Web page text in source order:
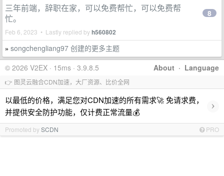
三年前端，辞职在家，可以免费帮忙，可以免费帮
忙。
Feb 6, 2023 • Lastly replied byh560802
8
» songchengliang97 创建的更多主题
About · Language
© 2026 V2EX · 15ms · 3.9.8.5
👉 图灵云融合CDN加速，大厂资源、比价全网
以最低的价格，满足您对CDN加速的所有需求🚀 免请求费，
并提供安全防护功能，仅计费正常流量💰
›
Promoted bySCDN PRO